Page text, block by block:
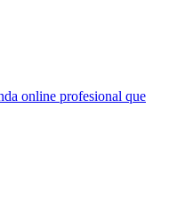
online profesional que